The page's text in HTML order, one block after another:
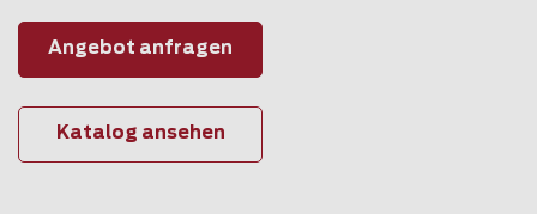
Angebot anfragen
Katalog ansehen